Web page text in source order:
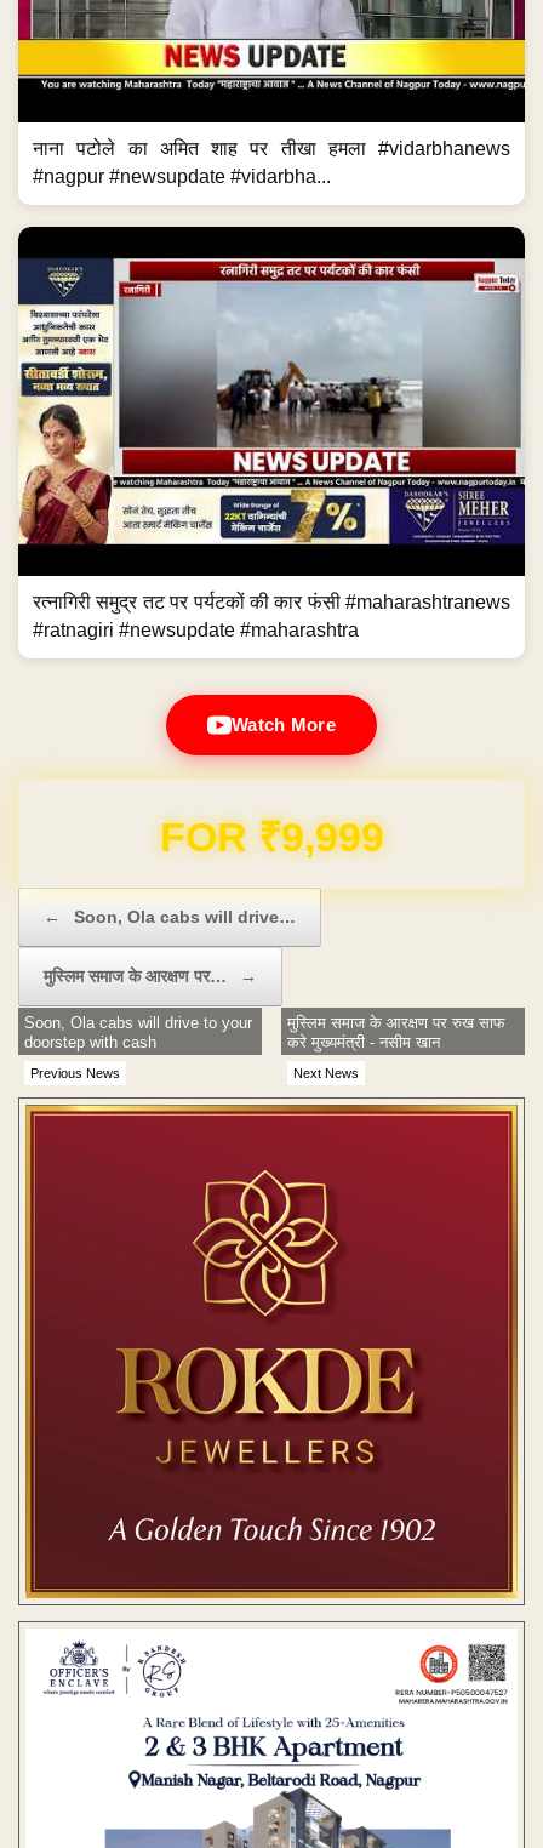
नाना पटोले का अमित शाह पर तीखा हमला #vidarbhanews
#nagpur #newsupdate #vidarbha...
रत्नागिरी समुद्र तट पर पर्यटकों की कार फंसी #maharashtranews
#ratnagiri #newsupdate #maharashtra
Watch More
FOR ₹9,999
← Soon, Ola cabs will drive…
मुस्लिम समाज के आरक्षण पर… →
Previous News
Soon, Ola cabs will drive to your
doorstep with cash
Next News
मुस्लिम समाज के आरक्षण पर रुख साफ
करे मुख्यमंत्री - नसीम खान